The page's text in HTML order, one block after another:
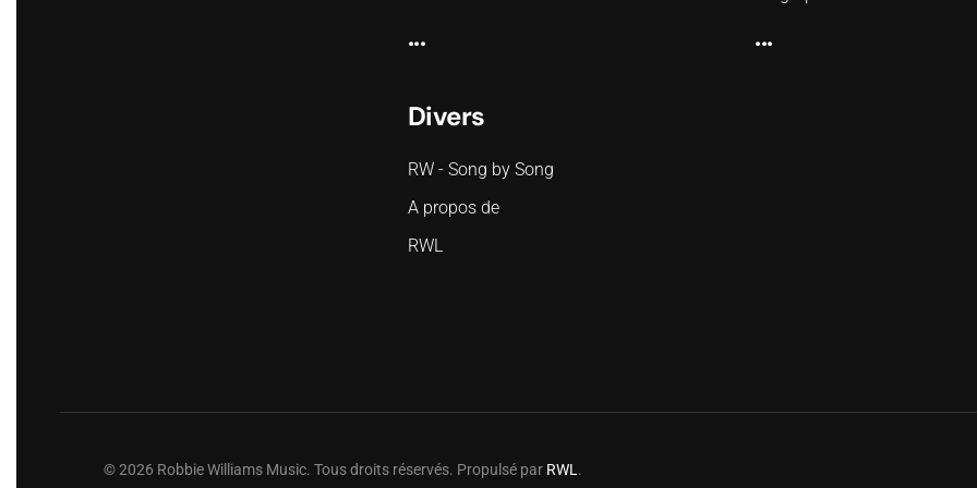
... ...
Divers
RW - Song by Song
A propos de
RWL
©2026 Robbie Williams Music. Tous droits réservés. Propulsé par RWL .